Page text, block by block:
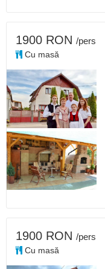
1900 RON /pers
Cu masă
1900 RON /pers
Cu masă